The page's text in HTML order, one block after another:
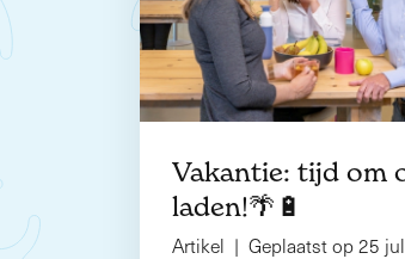
Vakantie: tijd om
laden!🌴🔋
Artikel | Geplaatst op 25